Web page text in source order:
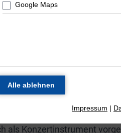
ORGEL DER
Wilhelm Sauer in
Orgelbaus
Günther
Neben dem Einsatz
statt.
als Konzertinstrument
Google Maps
Impressum |